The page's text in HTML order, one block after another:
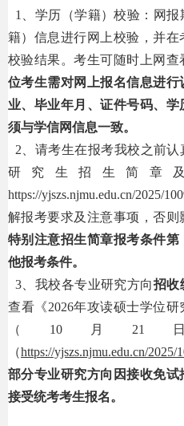
1、学历（学籍）校验：网
籍）信息进行网上校验，并
校验结果。考生可随时上网查
位考生需对网上报名信息进
业、毕业年月、证件号码、
须与学信网信息一致。
2、请考生在报考我校之前认
研究生招生简章
https://yjszs.njmu.edu.cn/2025/
解报考要求及注意事项，否则
特别注意招生简章报考条件
他报考条件。
3、我校各专业研究方向招收
查看《2026年攻读硕士学位
（10月21
（https://yjszs.njmu.edu.cn/2025/
部分专业研究方向因接收免
接受统考考生报名。